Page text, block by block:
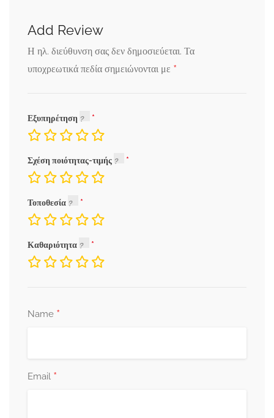
Add Review
Η ηλ. διεύθυνση σας δεν δημοσιεύεται. Τα
υποχρεωτικά πεδία σημειώνονται με *
Εξυπηρέτηση
Σχέση ποιότητας-τιμής
Τοποθεσία
Καθαριότητα
Name *
Email *